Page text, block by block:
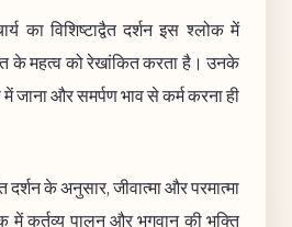
का विशिष्टाद्वैत दर्शन इस श्लोक में
के महत्व को रेखांकित करता है। उनके
जाना और समर्पण भाव से कर्म करना ही
दर्शन के अनुसार, जीवात्मा और परमात्मा
कर्तव्य पालन और भगवान की भक्ति